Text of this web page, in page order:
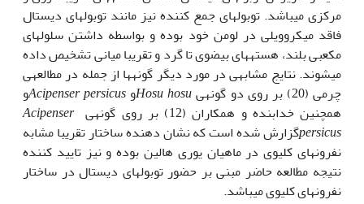
مرکزی می‏باشد. توبول‏های جمع کننده نیز مانند توبول‏های دیستال
فاقد میکروویلی در لومن خود بوده و بواسطه داشتن سلول‏های
مکعبی بلند، هسته‏های بیضوی تا گرد و تقریبا میانی تشخیص داده
می‏شوند. نتایج مشابهی در مورد دیگر گونه‏ها از جمله در مطالعه‏ی
چرمی (20) بر روی دو گونه‏ی
Hosu hosuو Acipenser persicusو
همچنین خدابنده و همکاران (12) بر روی گونه‏ی
Acipenser
persicusگزارش شده است که نشان دهنده ساختار تقریبا مشابه
نفرون‏های کلیوی در ماهیان یوری هالین بوده و نیز تایید کننده
نتیجه مطالعه حاضر مبنی بر حضور توبول‏های دیستال در ساختار
نفرون‏های کلیوی می‏باشد.